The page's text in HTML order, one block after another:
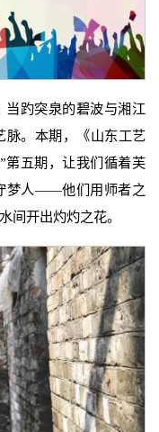
当趵突泉的碧波与湘江
脉。本期，《山东工艺
第五期，让我们循着芙
梦人——他们用师者之
间开出灼灼之花。